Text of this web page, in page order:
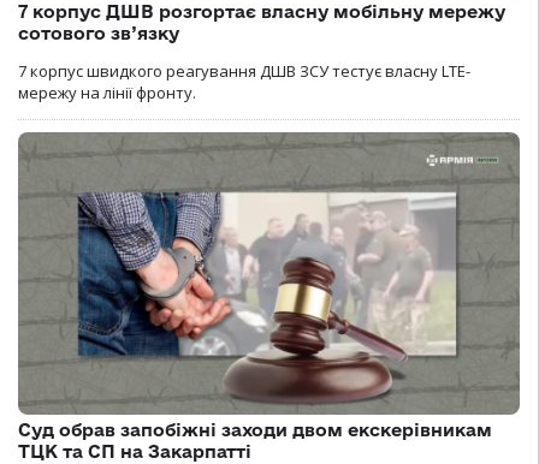
7 корпус ДШВ розгортає власну мобільну мережу
сотового зв’язку
7 корпус швидкого реагування ДШВ ЗСУ тестує власну LTE-
мережу на лінії фронту.
Суд обрав запобіжні заходи двом екскерівникам
ТЦК та СП на Закарпатті